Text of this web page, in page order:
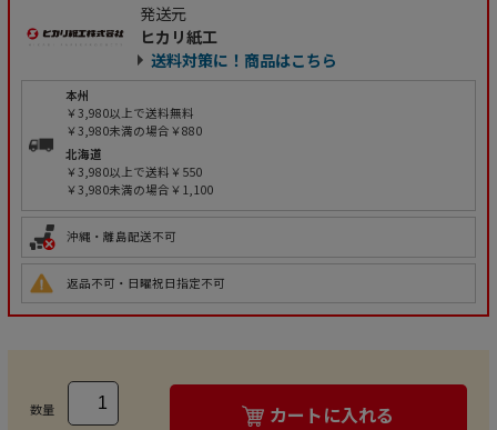
発送元
ヒカリ紙工
送料対策に！商品はこちら
本州
￥3,980以上で送料無料
￥3,980未満の場合￥880
北海道
￥3,980以上で送料￥550
￥3,980未満の場合￥1,100
沖縄・離島配送不可
返品不可・日曜祝日指定不可
数量 カートに入れる